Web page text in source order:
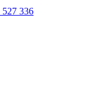
527 336